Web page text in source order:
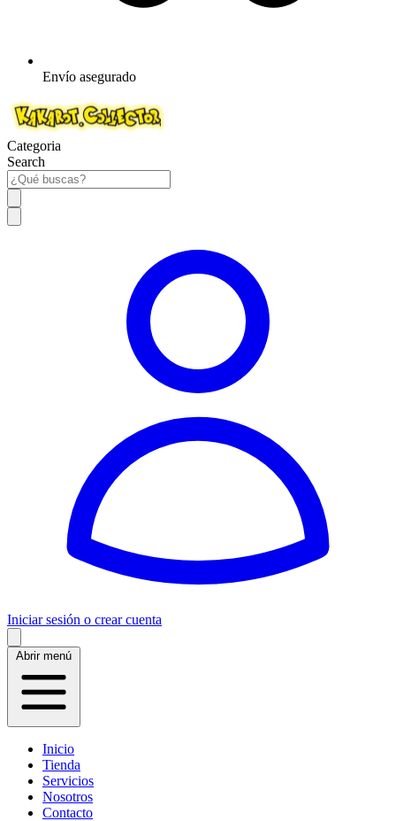
Envío asegurado
Categoria
Search
Iniciar sesión o crear cuenta
Abrir menú
Inicio
Tienda
Servicios
Nosotros
Contacto